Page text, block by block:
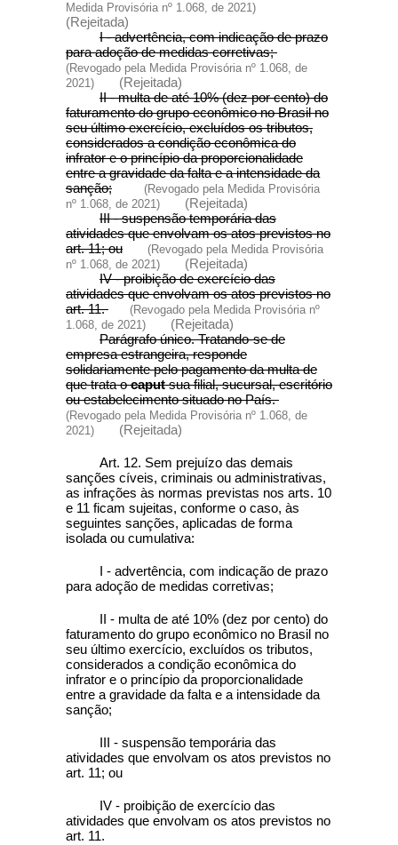
Medida Provisória nº 1.068, de 2021)
(Rejeitada)
I - advertência, com indicação de prazo
para adoção de medidas corretivas;
(Revogado pela Medida Provisória nº 1.068, de
2021)
(Rejeitada)
II - multa de até 10% (dez por cento) do
faturamento do grupo econômico no Brasil no
seu último exercício, excluídos os tributos,
considerados a condição econômica do
infrator e o princípio da proporcionalidade
entre a gravidade da falta e a intensidade da
sanção;
(Revogado pela Medida Provisória
nº 1.068, de 2021)
(Rejeitada)
III - suspensão temporária das
atividades que envolvam os atos previstos no
art. 11; ou
(Revogado pela Medida Provisória
nº 1.068, de 2021)
(Rejeitada)
IV - proibição de exercício das
atividades que envolvam os atos previstos no
art. 11.
(Revogado pela Medida Provisória nº
1.068, de 2021)
(Rejeitada)
Parágrafo único. Tratando-se de
empresa estrangeira, responde
solidariamente pelo pagamento da multa de
que trata ocaputsua filial, sucursal, escritório
ou estabelecimento situado no País.
(Revogado pela Medida Provisória nº 1.068, de
2021)
(Rejeitada)
Art. 12. Sem prejuízo das demais
sanções cíveis, criminais ou administrativas,
as infrações às normas previstas nos arts. 10
e 11 ficam sujeitas, conforme o caso, às
seguintes sanções, aplicadas de forma
isolada ou cumulativa:
I - advertência, com indicação de prazo
para adoção de medidas corretivas;
II - multa de até 10% (dez por cento) do
faturamento do grupo econômico no Brasil no
seu último exercício, excluídos os tributos,
considerados a condição econômica do
infrator e o princípio da proporcionalidade
entre a gravidade da falta e a intensidade da
sanção;
III - suspensão temporária das
atividades que envolvam os atos previstos no
art. 11; ou
IV - proibição de exercício das
atividades que envolvam os atos previstos no
art. 11.